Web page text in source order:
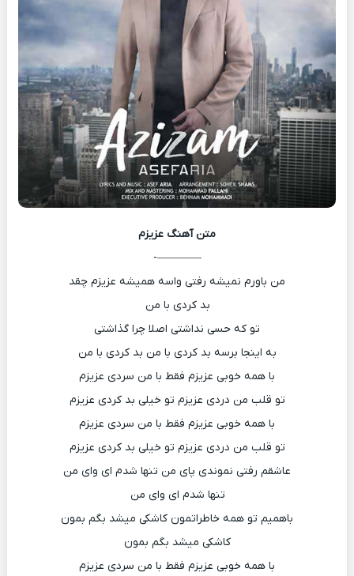
متن آهنگ عزیزم
————-
من باورم نمیشه رفتی واسه همیشه عزیزم چقد
بد کردی با من
تو که حسی نداشتی اصلا چرا گذاشتی
به اینجا برسه بد کردی با من بد کردی با من
با همه خوبی عزیزم فقط با من سردی عزیزم
تو قلب من دردی عزیزم تو خیلی بد کردی عزیزم
با همه خوبی عزیزم فقط با من سردی عزیزم
تو قلب من دردی عزیزم تو خیلی بد کردی عزیزم
عاشقم رفتی نموندی پای من تنها شدم ای وای من
تنها شدم ای وای من
باهمیم تو همه خاطراتمون کاشکی میشد بگم بمون
کاشکی میشد بگم بمون
با همه خوبی عزیزم فقط با من سردی عزیزم